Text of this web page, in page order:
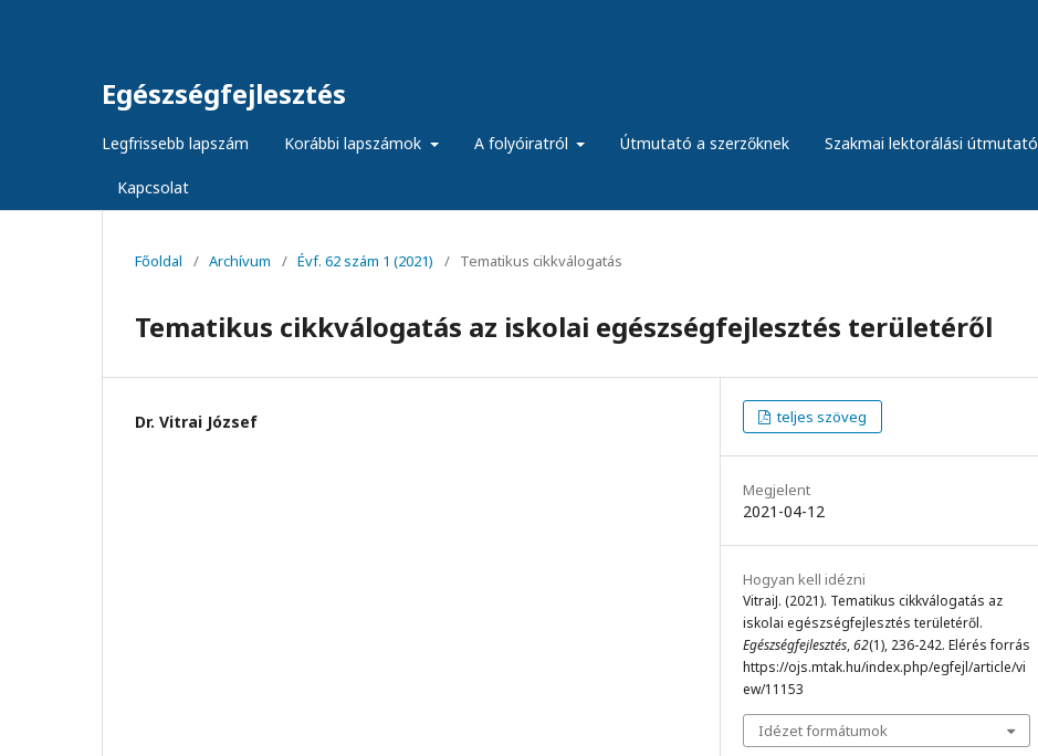
Egészségfejlesztés
Legfrissebb lapszám Korábbi lapszámok A folyóiratról Útmutató a szerzőknek Szakmai lektorálási útmutató
Kapcsolat
Főoldal / Archívum / Évf. 62 szám 1 (2021) / Tematikus cikkválogatás
Tematikus cikkválogatás az iskolai egészségfejlesztés területéről
Dr. Vitrai József teljes szöveg
Megjelent
2021-04-12
Hogyan kell idézni
VitraiJ. (2021). Tematikus cikkválogatás az
iskolai egészségfejlesztés területéről.
Egészségfejlesztés,62(1), 236-242. Elérés forrás
https://ojs.mtak.hu/index.php/egfejl/article/vi
ew/11153
Idézet formátumok